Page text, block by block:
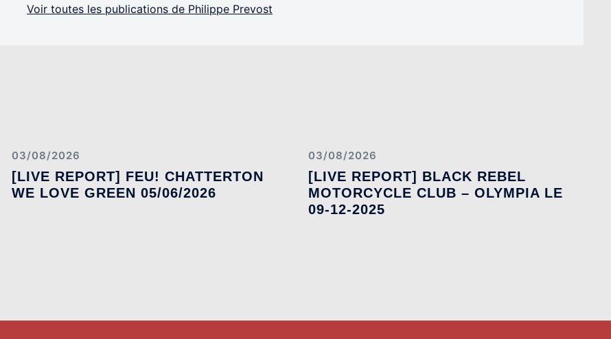
Voir toutes les publications de Philippe Prevost
03/08/2026
[LIVE REPORT] FEU! CHATTERTON
WE LOVE GREEN 05/06/2026
03/08/2026
[LIVE REPORT] BLACK REBEL
MOTORCYCLE CLUB – OLYMPIA LE
09-12-2025